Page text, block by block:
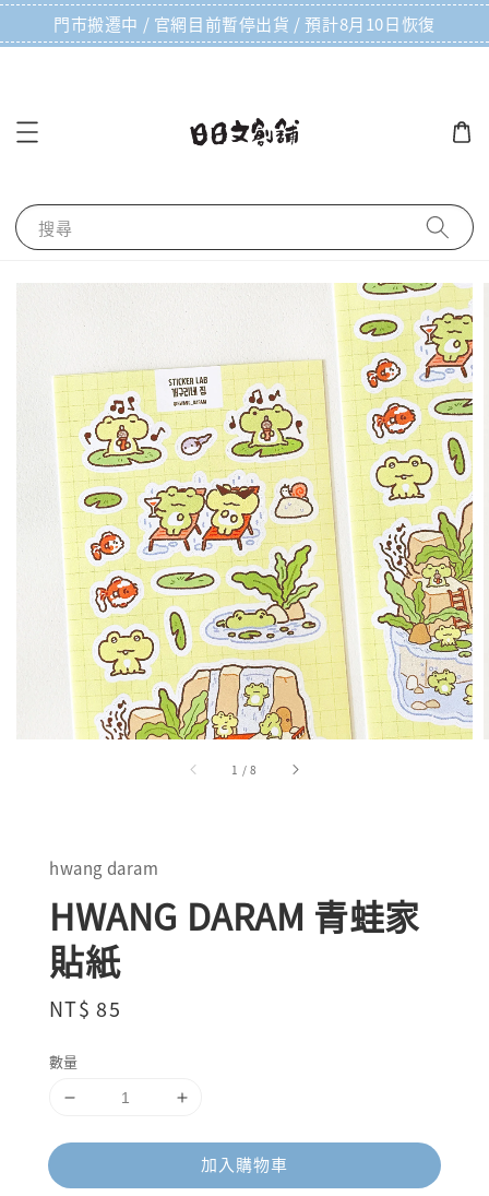
門市搬遷中 / 官網目前暫停出貨 / 預計8月10日恢復
搜尋
1 /8
hwang daram
HWANG DARAM 青蛙家
貼紙
Regular
NT$ 85
數量
加入購物車